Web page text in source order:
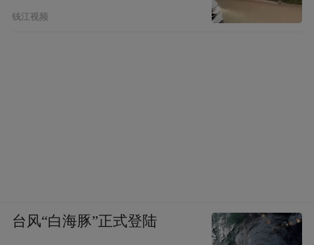
钱江视频
台风“白海豚”正式登陆